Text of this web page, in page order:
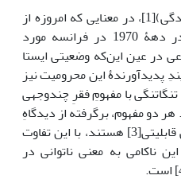
اصطلاحِ طرد اجتماعی (یا واپس‎زدگی)[1]، در معنایی که امروزه از
آن می‌شناسیم، نخستین بار در دهۀ 1970 در فرانسه مورد
در عین این‌که وضعیتی ایستا
پدیدآورندۀ این محرومیت نیز
با مفهومِ فقرِ چندوجهی
دو مفهوم، برگرفته از دیدگاهِ
آمارتیا سِن[2] موسوم به ناکامیِ قابلیتی[3]‌ هستند، با این تفاوت
ناکامی به معنی ناتوانی در